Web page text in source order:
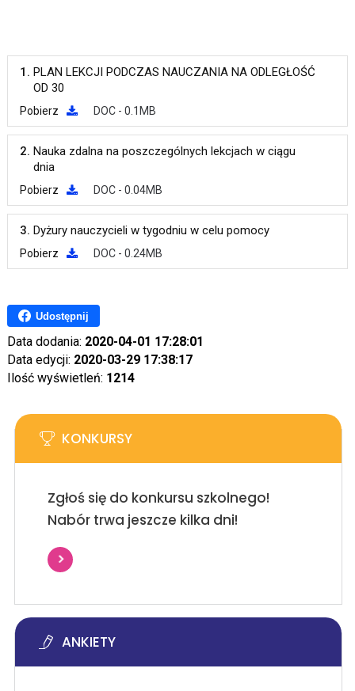
1. PLAN LEKCJI PODCZAS NAUCZANIA NA ODLEGŁOŚĆ
OD 30
Pobierz DOC - 0.1MB
2. Nauka zdalna na poszczególnych lekcjach w ciągu
dnia
Pobierz DOC - 0.04MB
3. Dyżury nauczycieli w tygodniu w celu pomocy
Pobierz DOC - 0.24MB
Udostępnij
Data dodania: 2020-04-01 17:28:01
Data edycji: 2020-03-29 17:38:17
Ilość wyświetleń: 1214
KONKURSY
Zgłoś się do konkursu szkolnego!
Nabór trwa jeszcze kilka dni!
ANKIETY